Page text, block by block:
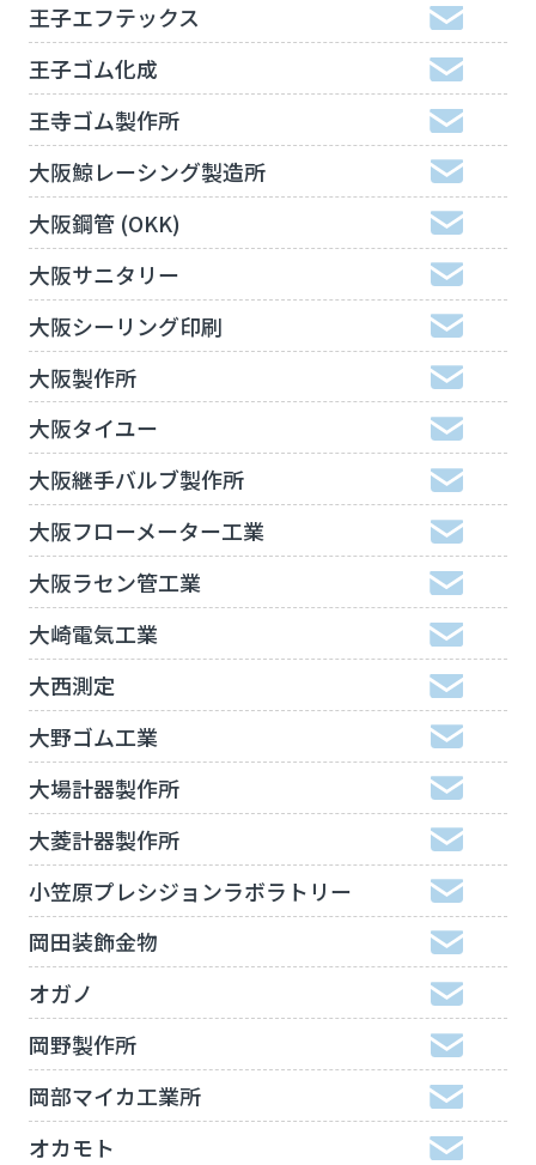
王子エフテックス
王子ゴム化成
王寺ゴム製作所
大阪鯨レーシング製造所
大阪鋼管 (OKK)
大阪サニタリー
大阪シーリング印刷
大阪製作所
大阪タイユー
大阪継手バルブ製作所
大阪フローメーター工業
大阪ラセン管工業
大崎電気工業
大西測定
大野ゴム工業
大場計器製作所
大菱計器製作所
小笠原プレシジョンラボラトリー
岡田装飾金物
オガノ
岡野製作所
岡部マイカ工業所
オカモト